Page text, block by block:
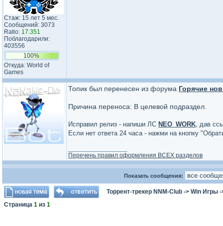
Стаж: 15 лет 5 мес.
Сообщений: 3073
Ratio: 17.351
Поблагодарили:
403556
100%
Откуда: World of
Games
Топик был перенесен из форума Горячие
Причина переноса: В целевой подраздел.
Исправил релиз - напиши ЛС NEO_WORK, дав
Если нет ответа 24 часа - нажми на кнопку
Перечень правил оформления ВСЕХ разделов
Показать сообщения:
Торрент-трекер NNM-Club -> Win Игры
Страница 1 из 1